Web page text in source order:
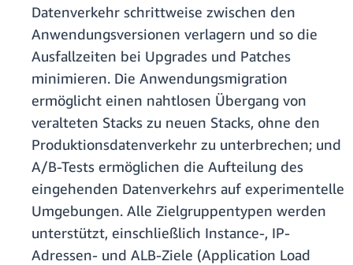
Datenverkehr schrittweise zwischen den
Anwendungsversionen verlagern und so die
Ausfallzeiten bei Upgrades und Patches
minimieren. Die Anwendungsmigration
ermöglicht einen nahtlosen Übergang von
veralteten Stacks zu neuen Stacks, ohne den
Produktionsdatenverkehr zu unterbrechen; und
A/B-Tests ermöglichen die Aufteilung des
eingehenden Datenverkehrs auf experimentelle
Umgebungen. Alle Zielgruppentypen werden
unterstützt, einschließlich Instance-, IP-
Adressen- und ALB-Ziele (Application Load